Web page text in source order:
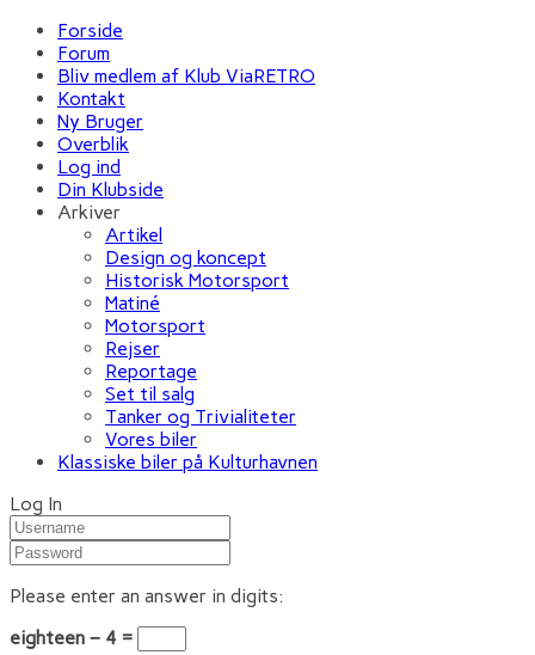
Forside
Forum
Bliv medlem af Klub ViaRETRO
Kontakt
Ny Bruger
Overblik
Log ind
Din Klubside
Arkiver
Artikel
Design og koncept
Historisk Motorsport
Matiné
Motorsport
Rejser
Reportage
Set til salg
Tanker og Trivialiteter
Vores biler
Klassiske biler på Kulturhavnen
Log In
Please enter an answer in digits:
eighteen − 4 =